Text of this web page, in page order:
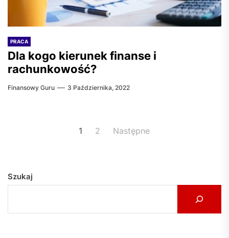
PRACA
Dla kogo kierunek finanse i
rachunkowość?
Finansowy Guru 3 Października, 2022
Stronicowanie
1 2 Następne
Szukaj